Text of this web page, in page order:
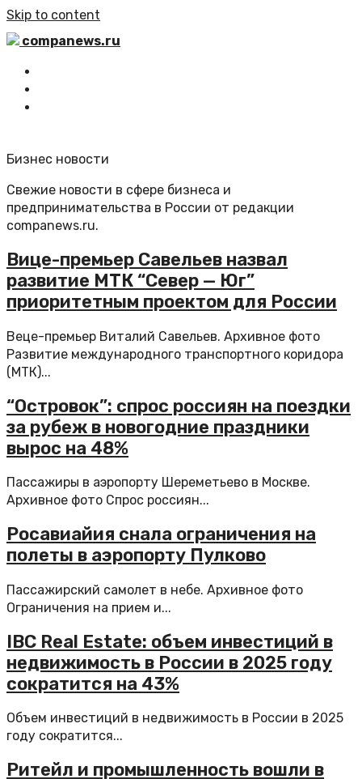
Skip to content
companews.ru
Бизнес новости
Свежие новости в сфере бизнеса и
предпринимательства в России от редакции
companews.ru.
Вице-премьер Савельев назвал
развитие МТК “Север — Юг”
приоритетным проектом для России
Веце-премьер Виталий Савельев. Архивное фото
Развитие международного транспортного коридора
(МТК)...
“Островок”: спрос россиян на поездки
за рубеж в новогодние праздники
вырос на 48%
Пассажиры в аэропорту Шереметьево в Москве.
Архивное фото Спрос россиян...
Росавиайия снала ограничения на
полеты в аэропорту Пулково
Пассажирский самолет в небе. Архивное фото
Ограничения на прием и...
IBC Real Estate: объем инвестиций в
недвижимость в России в 2025 году
сократится на 43%
Объем инвестиций в недвижимость в России в 2025
году сократится...
Ритейл и промышленность вошли в